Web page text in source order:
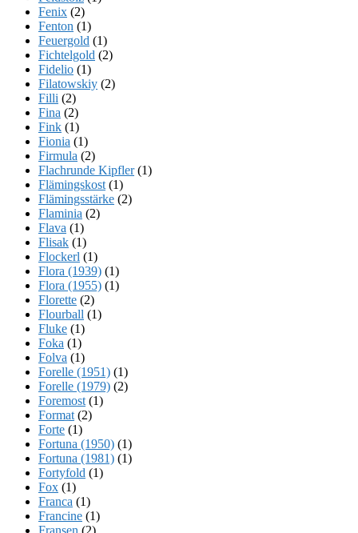
Fenix (2)
Fenton (1)
Feuergold (1)
Fichtelgold (2)
Fidelio (1)
Filatowskiy (2)
Filli (2)
Fina (2)
Fink (1)
Fionia (1)
Firmula (2)
Flachrunde Kipfler(1)
Flämingskost (1)
Flämingsstärke (2)
Flaminia (2)
Flava (1)
Flisak (1)
Flockerl (1)
Flora (1939) (1)
Flora (1955) (1)
Florette (2)
Flourball (1)
Fluke (1)
Foka (1)
Folva (1)
Forelle (1951) (1)
Forelle (1979) (2)
Foremost (1)
Format (2)
Forte (1)
Fortuna (1950) (1)
Fortuna (1981) (1)
Fortyfold (1)
Fox (1)
Franca (1)
Francine (1)
Fransen (2)